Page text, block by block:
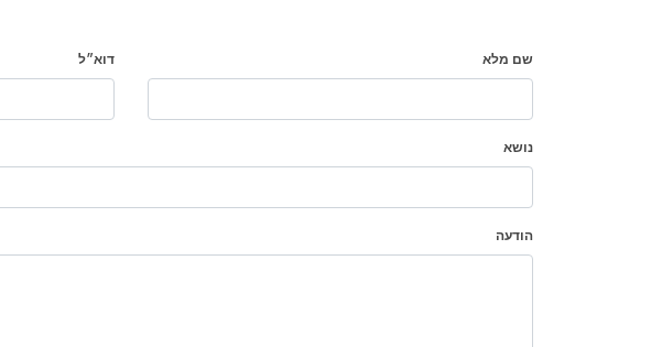
שם מלא דוא״ל
נושא
הודעה